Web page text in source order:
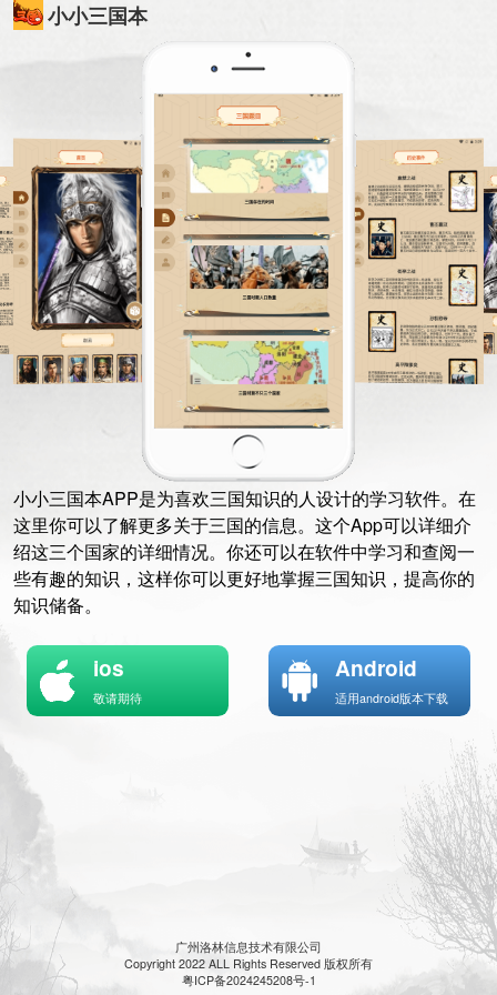
小小三国本
小小三国本APP是为喜欢三国知识的人设计的学习软件。在
这里你可以了解更多关于三国的信息。这个App可以详细介
绍这三个国家的详细情况。你还可以在软件中学习和查阅一
些有趣的知识，这样你可以更好地掌握三国知识，提高你的
知识储备。
ios
敬请期待
Android
适用android版本下载
广州洛林信息技术有限公司
Copyright 2022 ALL Rights Reserved 版权所有
粤ICP备2024245208号-1